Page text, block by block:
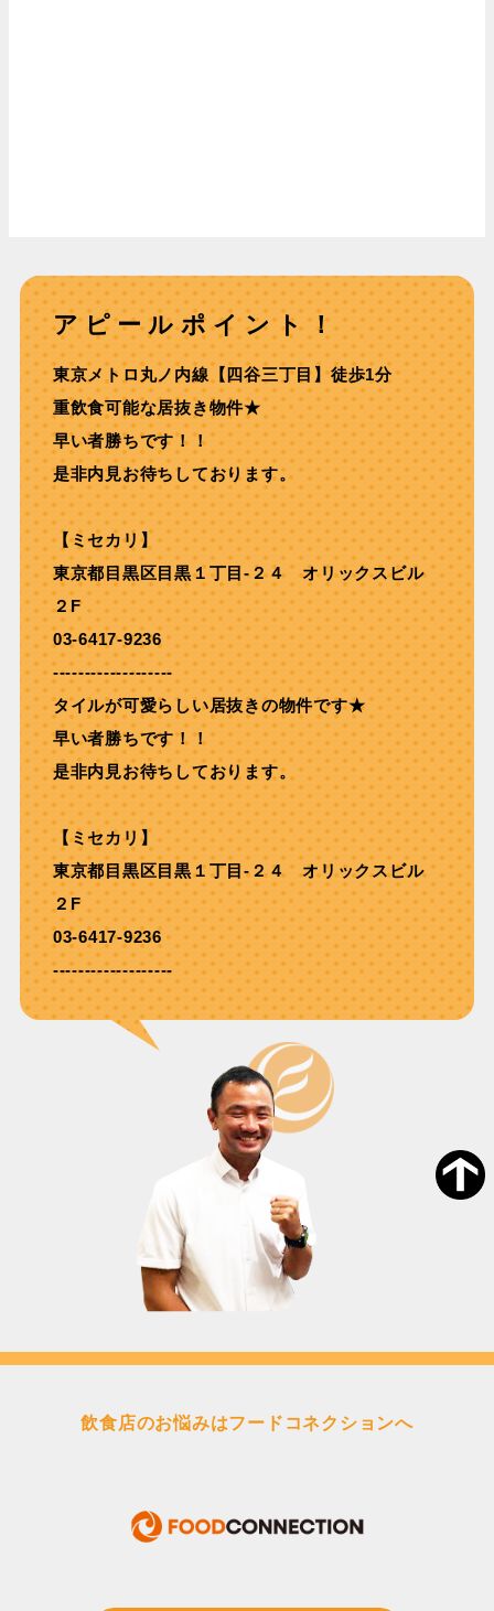
アピールポイント！
東京メトロ丸ノ内線【四⾕三丁⽬】徒歩1分
重飲食可能な居抜き物件★
早い者勝ちです！！
是非内見お待ちしております。
【ミセカリ】
東京都目黒区目黒１丁目-２４ オリックスビル
２F
03-6417-9236
-------------------
タイルが可愛らしい居抜きの物件です★
早い者勝ちです！！
是非内見お待ちしております。
【ミセカリ】
東京都目黒区目黒１丁目-２４ オリックスビル
２F
03-6417-9236
-------------------
飲食店のお悩みはフードコネクションへ